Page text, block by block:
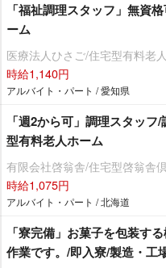
「福祉調理スタッフ」無資
ーム
医療法人ひさご/住宅型有料老
時給1,140円
アルバイト・パート / 愛知県
「週2から可」調理スタッ
型有料老人ホーム
有限会社啓翁舎/住宅型啓翁舎
時給1,075円
アルバイト・パート / 北海道
「寮完備」お菓子を包装す
作業です。/即入寮/製造・工